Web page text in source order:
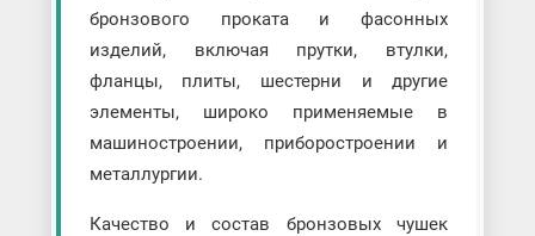
бронзового проката и фасонных
изделий, включая прутки, втулки,
фланцы, плиты, шестерни и другие
элементы, широко применяемые в
машиностроении, приборостроении и
металлургии.
Качество и состав бронзовых чушек